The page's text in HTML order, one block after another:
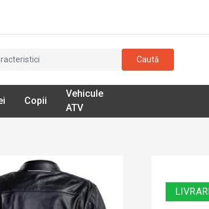
Caută
Copii
Vehicule
ATV